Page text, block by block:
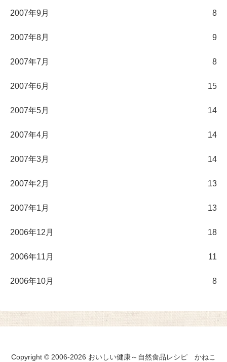
2007年9月 8
2007年8月 9
2007年7月 8
2007年6月 15
2007年5月 14
2007年4月 14
2007年3月 14
2007年2月 13
2007年1月 13
2006年12月 18
2006年11月 11
2006年10月 8
Copyright © 2006-2026 おいしい健康～自然食品レシピ かねこ